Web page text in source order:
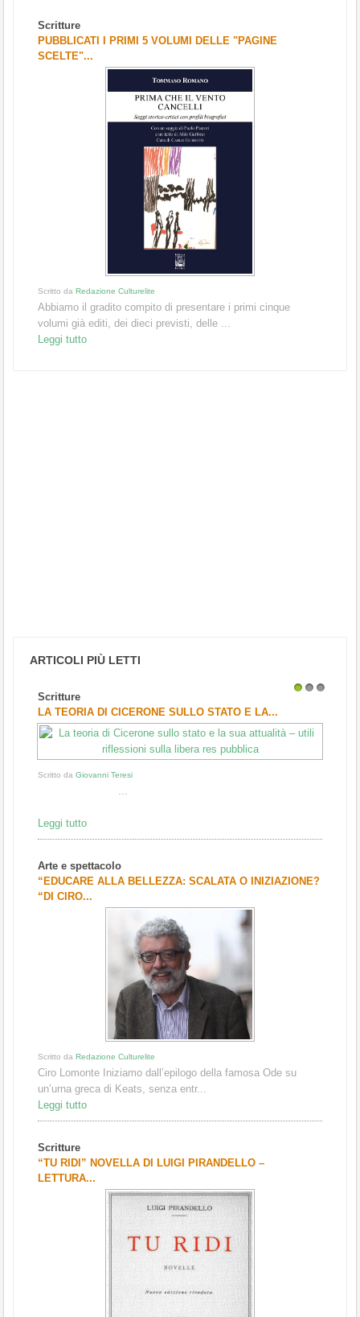
Scritture
PUBBLICATI I PRIMI 5 VOLUMI DELLE "PAGINE
SCELTE"...
Scritto da Redazione Culturelite
Abbiamo il gradito compito di presentare i primi cinque
volumi già editi, dei dieci previsti, delle ...
Leggi tutto
ARTICOLI PIÙ LETTI
Scritture
LA TEORIA DI CICERONE SULLO STATO E LA...
Scritto da Giovanni Teresi
...
Leggi tutto
Arte e spettacolo
“EDUCARE ALLA BELLEZZA: SCALATA O INIZIAZIONE?
“DI CIRO...
Scritto da Redazione Culturelite
Ciro Lomonte Iniziamo dall’epilogo della famosa Ode su
un’urna greca di Keats, senza entr...
Leggi tutto
Scritture
“TU RIDI” NOVELLA DI LUIGI PIRANDELLO –
LETTURA...